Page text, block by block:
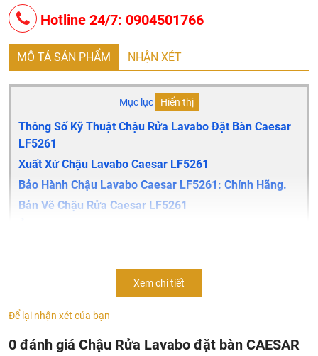
Hotline 24/7: 0904501766
MÔ TẢ SẢN PHẨM NHẬN XÉT
Mục lục Hiển thị
Thông Số Kỹ Thuật Chậu Rửa Lavabo Đặt Bàn Caesar
LF5261
Xuất Xứ Chậu Lavabo Caesar LF5261
Bảo Hành Chậu Lavabo Caesar LF5261: Chính Hãng.
Bản Vẽ Chậu Rửa Caesar LF5261
Thông Số Kỹ Thuật Chậu Rửa Lavabo đặt bàn Caesar
LF5261
Tên sản phẩm: Chậu Rửa Lavabo Caesar
Xem chi tiết
Để lại nhận xét của bạn
0 đánh giá Chậu Rửa Lavabo đặt bàn CAESAR